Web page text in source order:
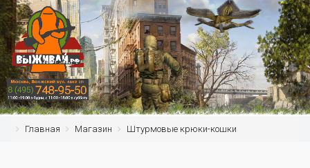
Главная Магазин Штурмовые крюки-кошки